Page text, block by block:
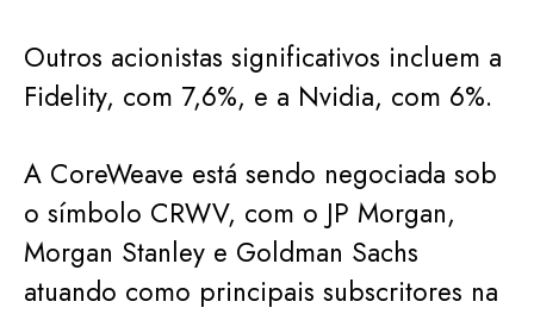
Outros acionistas significativos incluem a
Fidelity, com 7,6%, e a Nvidia, com 6%.
A CoreWeave está sendo negociada sob
o símbolo CRWV, com o JP Morgan,
Morgan Stanley e Goldman Sachs
atuando como principais subscritores na